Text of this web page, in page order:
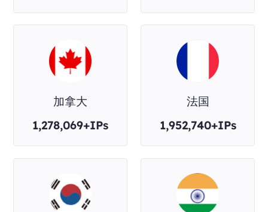
加拿大
1,278,069+IPs
法国
1,952,740+IPs